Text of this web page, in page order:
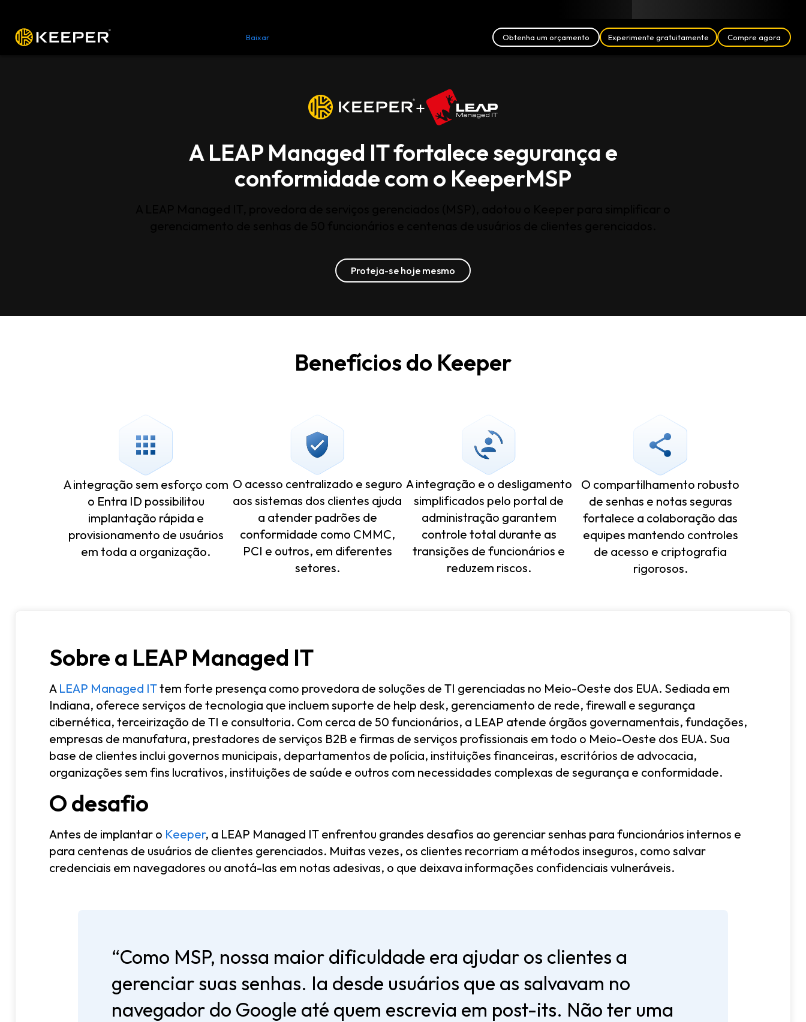
Baixar Obtenha um orçamento Experimente gratuitamente Compre agora
+
A LEAP Managed IT fortalece segurança e
conformidade com o KeeperMSP
Proteja-se hoje mesmo
Benefícios do Keeper
A integração sem esforço com
o Entra ID possibilitou
implantação rápida e
provisionamento de usuários
em toda a organização.
O acesso centralizado e seguro
aos sistemas dos clientes ajuda
a atender padrões de
conformidade como CMMC,
PCI e outros, em diferentes
setores.
A integração e o desligamento
simplificados pelo portal de
administração garantem
controle total durante as
transições de funcionários e
reduzem riscos.
O compartilhamento robusto
de senhas e notas seguras
fortalece a colaboração das
equipes mantendo controles
de acesso e criptografia
rigorosos.
Sobre a LEAP Managed IT
A LEAP Managed ITtem forte presença como provedora de soluções de TI gerenciadas no Meio-Oeste dos EUA. Sediada em
Indiana, oferece serviços de tecnologia que incluem suporte de help desk, gerenciamento de rede, firewall e segurança
cibernética, terceirização de TI e consultoria. Com cerca de 50 funcionários, a LEAP atende órgãos governamentais, fundações,
empresas de manufatura, prestadores de serviços B2B e firmas de serviços profissionais em todo o Meio-Oeste dos EUA. Sua
base de clientes inclui governos municipais, departamentos de polícia, instituições financeiras, escritórios de advocacia,
organizações sem fins lucrativos, instituições de saúde e outros com necessidades complexas de segurança e conformidade.
O desafio
Antes de implantar o Keeper, a LEAP Managed IT enfrentou grandes desafios ao gerenciar senhas para funcionários internos e
para centenas de usuários de clientes gerenciados. Muitas vezes, os clientes recorriam a métodos inseguros, como salvar
credenciais em navegadores ou anotá-las em notas adesivas, o que deixava informações confidenciais vulneráveis.
“Como MSP, nossa maior dificuldade era ajudar os clientes a
gerenciar suas senhas. Ia desde usuários que as salvavam no
navegador do Google até quem escrevia em post-its. Não ter uma